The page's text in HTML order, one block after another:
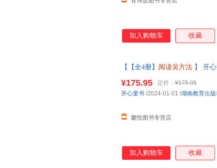
加入购物车 收藏
【【全4册】 阅读吴方法 】 开
当客服
¥175.95 定价： ¥175.95
馨悦图书专营店
开心童书 /2024-01-01 /湖南教育出
加入购物车 收藏